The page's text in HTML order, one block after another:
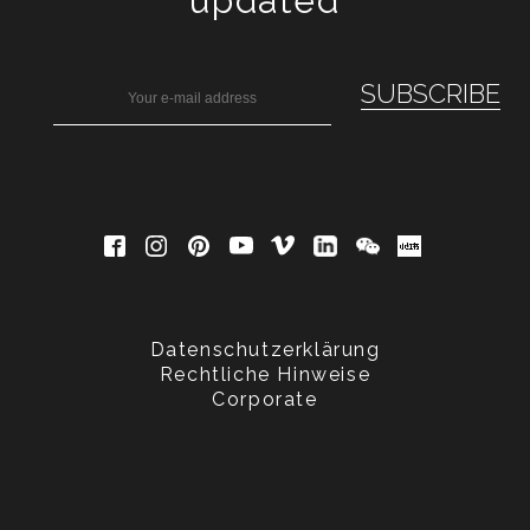
Datenschutzerklärung
Rechtliche Hinweise
Corporate